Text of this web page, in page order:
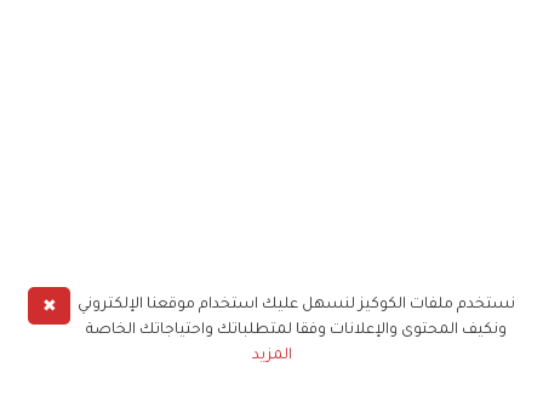
✖
نستخدم ملفات الكوكيز لنسهل عليك استخدام موقعنا الإلكتروني
ونكيف المحتوى والإعلانات وفقا لمتطلباتك واحتياجاتك الخاصة
المزيد